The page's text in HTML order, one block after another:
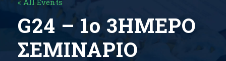
« All Events
G24 – 1ο 3ΗΜΕΡΟ
ΣΕΜΙΝΑΡΙΟ